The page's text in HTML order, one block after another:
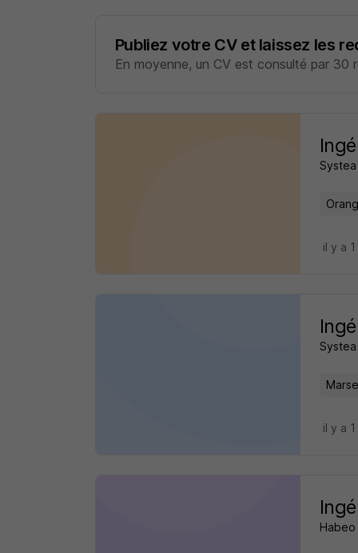
Publiez votre CV et laissez les
En moyenne, un CV est consulté par 30
il y a
il y a